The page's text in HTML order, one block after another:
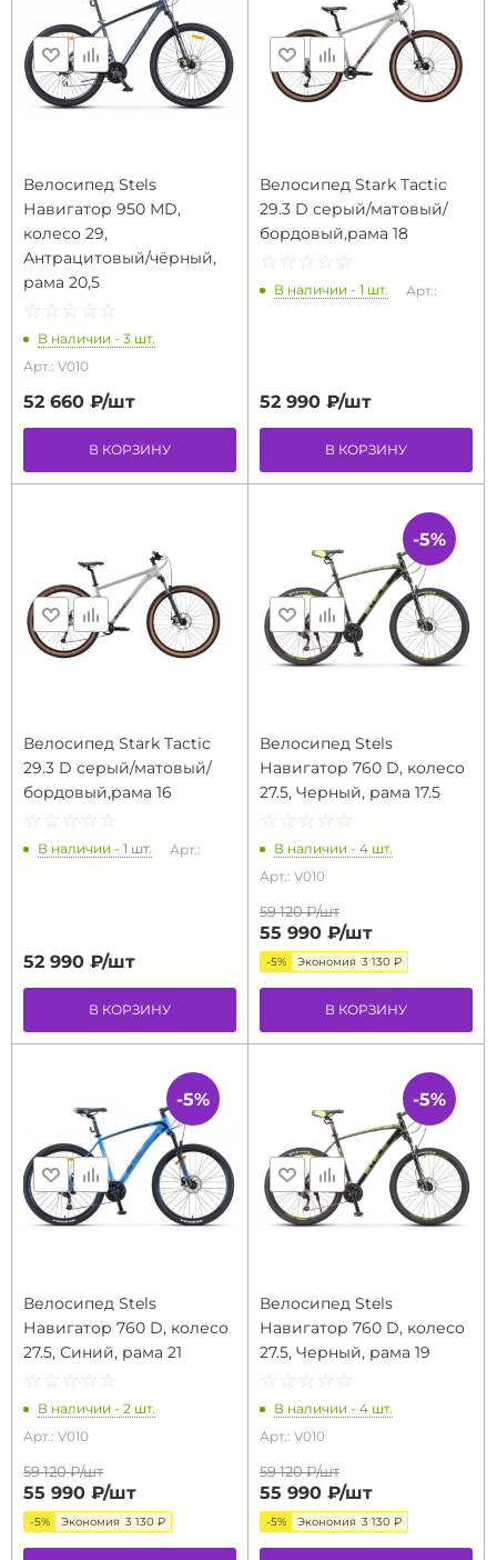
Велосипед Stels
Навигатор 950 МD,
колесо 29,
Антрацитовый/чёрный,
рама 20,5
☆ ☆ ☆ ☆ ☆
★ ★ ★ ★ ★
В наличии - 3 шт.
Арт.: V010
52 660 ₽/шт
В КОРЗИНУ
Велосипед Stark Tactic
29.3 D серый/матовый/
бордовый,рама 18
☆ ☆ ☆ ☆ ☆
★ ★ ★ ★ ★
В наличии - 1 шт. Арт.:
52 990 ₽/шт
В КОРЗИНУ
Велосипед Stark Tactic
29.3 D серый/матовый/
бордовый,рама 16
☆ ☆ ☆ ☆ ☆
★ ★ ★ ★ ★
В наличии - 1 шт. Арт.:
52 990 ₽/шт
В КОРЗИНУ
Велосипед Stels
Навигатор 760 D, колесо
27.5, Черный, рама 17.5
☆ ☆ ☆ ☆ ☆
★ ★ ★ ★ ★
В наличии - 4 шт.
Арт.: V010
59 120 ₽/шт
55 990 ₽/шт
-5% Экономия 3 130 ₽
В КОРЗИНУ
-5%
Велосипед Stels
Навигатор 760 D, колесо
27.5, Синий, рама 21
☆ ☆ ☆ ☆ ☆
★ ★ ★ ★ ★
В наличии - 2 шт.
Арт.: V010
59 120 ₽/шт
55 990 ₽/шт
-5% Экономия 3 130 ₽
-5%
Велосипед Stels
Навигатор 760 D, колесо
27.5, Черный, рама 19
☆ ☆ ☆ ☆ ☆
★ ★ ★ ★ ★
В наличии - 4 шт.
Арт.: V010
59 120 ₽/шт
55 990 ₽/шт
-5% Экономия 3 130 ₽
-5%